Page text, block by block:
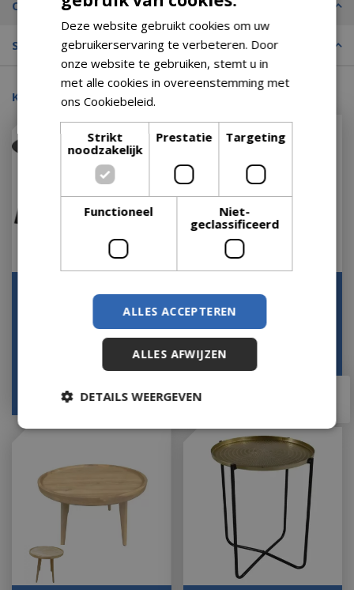
Omschrijving
Specificaties
Kijk ook eens naar:
Tafel D70H40cm
95
Bijzettafel Down Town /
Ohio 50x50cm
€
Let op: bijna uitverkocht!
Deze website gebruikt cookies om uw
gebruikerservaring te verbeteren. Door
onze website te gebruiken, stemt u in
met alle cookies in overeenstemming met
ons Cookiebeleid.
Strikt
noodzakelijk
Prestatie Targeting
Functioneel
Niet-
geclassificeerd
ALLES ACCEPTEREN
ALLES AFWIJZEN
DETAILS WEERGEVEN